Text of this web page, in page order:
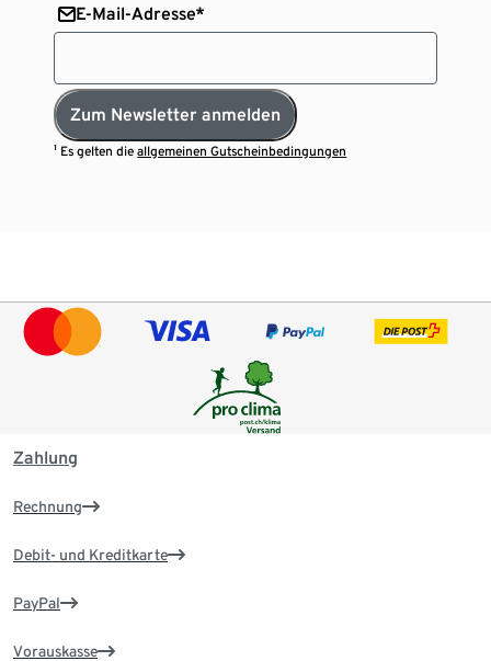
E-Mail-Adresse*
Zum Newsletter anmelden
¹ Es gelten dieallgemeinen Gutscheinbedingungen
Zahlung
Rechnung
Debit- und Kreditkarte
PayPal
Vorauskasse